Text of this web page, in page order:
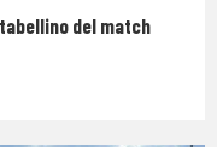
del match